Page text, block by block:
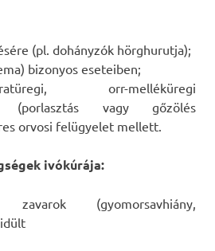
(pl. dohányzók hörghurutja);
bizonyos eseteiben;
orr-melléküregi
(porlasztás vagy gőzölés
orvosi felügyelet mellett.
ivókúrája:
(gyomorsavhiány,